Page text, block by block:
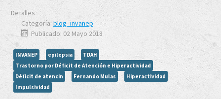
Detalles
Categoría: blog_invanep
Publicado: 02 Mayo 2018
INVANEP epilepsia
TDAH
Trastorno por Déficit de Atención e Hiperactividad
Déficit de atencin
Fernando Mulas
Hiperactividad
Impulsividad